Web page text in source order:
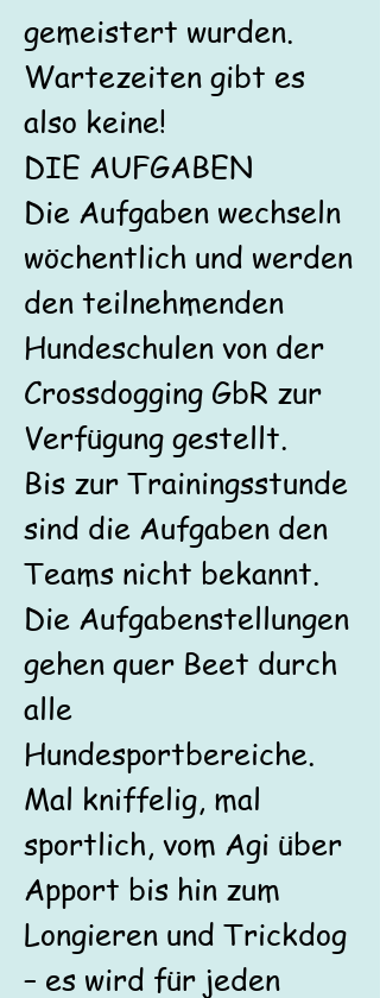
gemeistert wurden.
Wartezeiten gibt es
also keine!
DIE AUFGABEN
Die Aufgaben wechseln
wöchentlich und werden
den teilnehmenden
Hundeschulen von der
Crossdogging GbR zur
Verfügung gestellt.
Bis zur Trainingsstunde
sind die Aufgaben den
Teams nicht bekannt.
Die Aufgabenstellungen
gehen quer Beet durch
alle
Hundesportbereiche.
Mal kniffelig, mal
sportlich, vom Agi über
Apport bis hin zum
Longieren und Trickdog
– es wird für jeden